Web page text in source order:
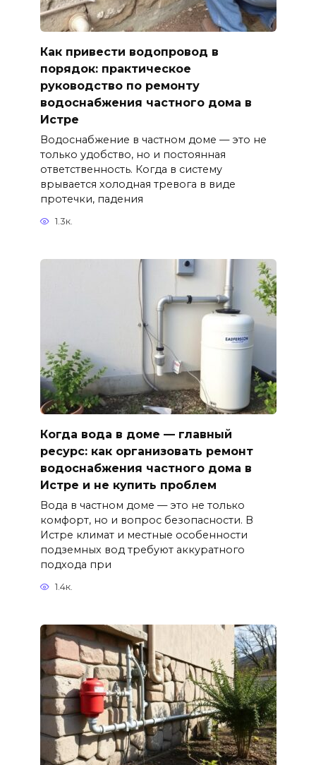
Как привести водопровод в
порядок: практическое
руководство по ремонту
водоснабжения частного дома в
Истре
Водоснабжение в частном доме — это не
только удобство, но и постоянная
ответственность. Когда в систему
врывается холодная тревога в виде
протечки, падения
1.3к.
Когда вода в доме — главный
ресурс: как организовать ремонт
водоснабжения частного дома в
Истре и не купить проблем
Вода в частном доме — это не только
комфорт, но и вопрос безопасности. В
Истре климат и местные особенности
подземных вод требуют аккуратного
подхода при
1.4к.